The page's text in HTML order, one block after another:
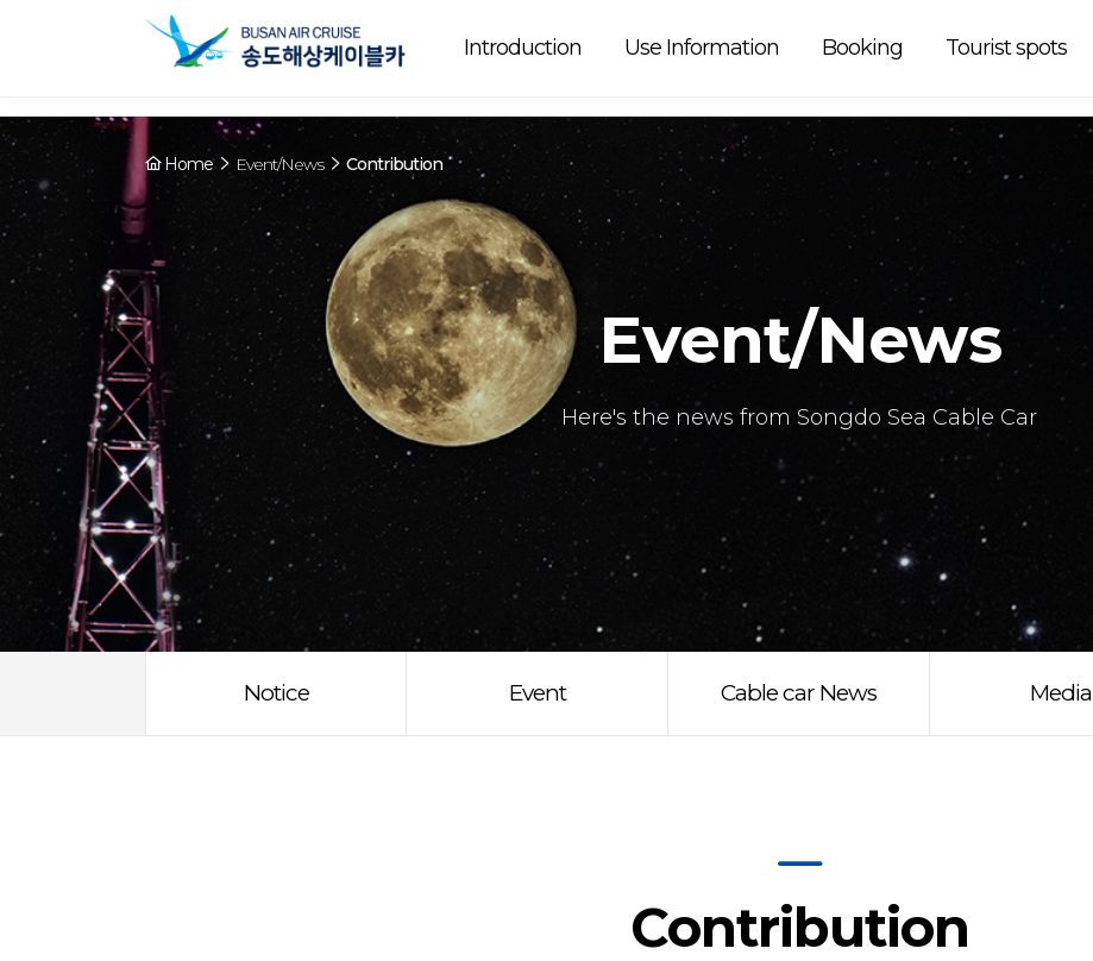
Array ( [0] => YY [1] => 09:00~22:00 [2] => Ended [3] => Cable car operation is
today. [4] => Y [5] => - [6] => - )
Introduction Use Information Booking Tourist spots
Home Event/News Contribution
Event/News
Here's the news from Songdo Sea Cable Car
Notice Event Cable car News Media
Contribution